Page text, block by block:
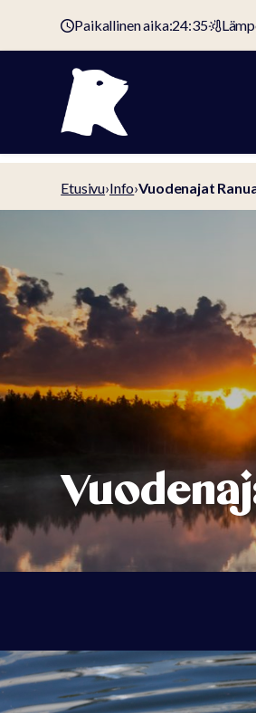
Paikallinen aika:24:35
Etusivu›Info›Vuodenajat